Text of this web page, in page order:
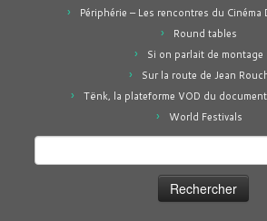
Périphérie – Les rencontres du Cinéma
Round tables
Si on parlait de montage
Sur la route de Jean
Tënk, la plateforme VOD du
World Festivals